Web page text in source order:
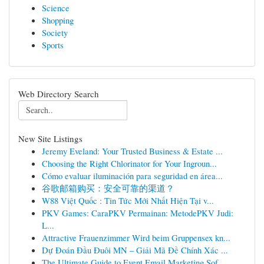
Science
Shopping
Society
Sports
Web Directory Search
New Site Listings
Jeremy Eveland: Your Trusted Business & Estate ...
Choosing the Right Chlorinator for Your Ingroun...
Cómo evaluar iluminación para seguridad en área...
谷歌邮箱购买：安全可靠的渠道？
W88 Việt Quốc : Tin Tức Mới Nhất Hiện Tại v...
PKV Games: CaraPKV Permainan: MetodePKV Judi:
L...
Attractive Frauenzimmer Wird beim Gruppensex kn...
Dự Đoán Đầu Đuôi MN – Giải Mã Đề Chính Xác ...